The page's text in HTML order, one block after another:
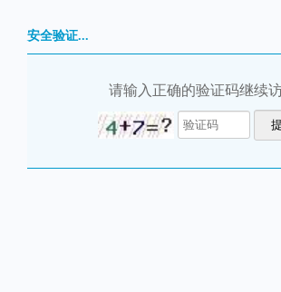
安全验证...
请输入正确的验证码继续